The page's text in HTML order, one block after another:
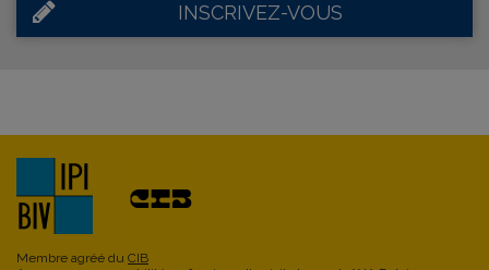
INSCRIVEZ-VOUS
Membre agréé du CIB